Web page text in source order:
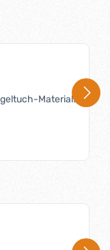
Material.